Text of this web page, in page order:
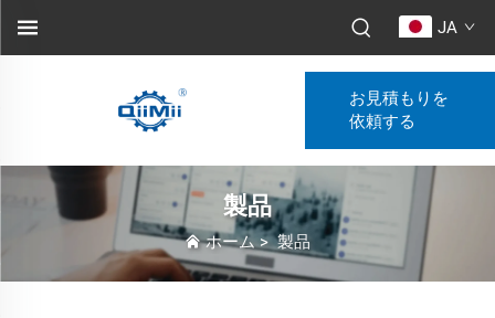
JA
お見積もりを
依頼する
製品
ホーム>製品